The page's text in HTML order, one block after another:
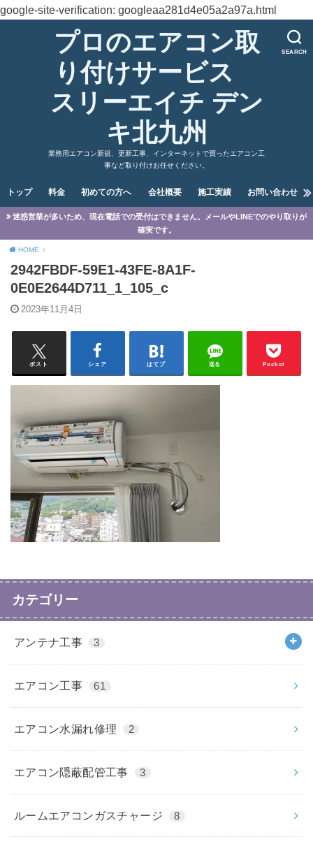
google-site-verification: googleaa281d4e05a2a97a.html
SEARCH
プロのエアコン取
り付けサービス
スリーエイチ デン
キ北九州
業務用エアコン新規、更新工事、インターネットで買ったエアコン工
事など取り付けお任せください。
トップ 料金 初めての方へ 会社概要 施工実績 お問い合わせ
迷惑営業が多いため、現在電話での受付はできません。メールやLINEでのやり取りが
確実です。
HOME
2942FBDF-59E1-43FE-8A1F-
0E0E2644D711_1_105_c
2023年11月4日
ポスト シェア はてブ 送る Pocket
カテゴリー
アンテナ工事 3
エアコン工事 61
エアコン水漏れ修理 2
エアコン隠蔽配管工事 3
ルームエアコンガスチャージ 8